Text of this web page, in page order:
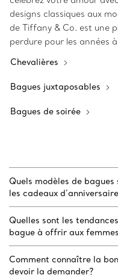
designs classiques aux
de Tiffany & Co. est une
perdure pour les années
Chevalières
Bagues juxtaposables
Bagues de soirée
Quels modèles de
les cadeaux
Quelles sont les
bague à offrir aux
Comment connaître la
devoir la demander?